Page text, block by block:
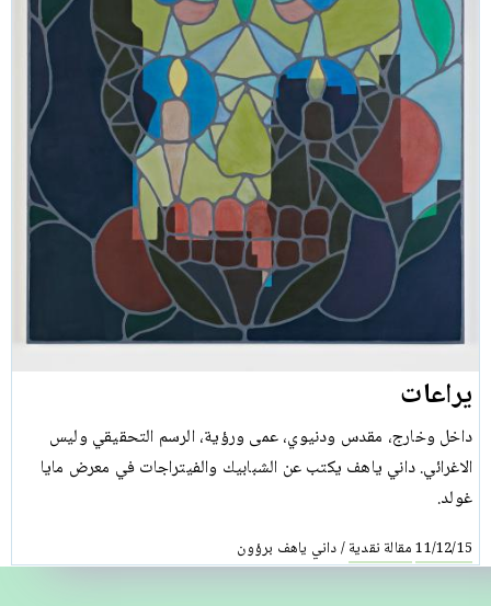
يراعات
داخل وخارج، مقدس ودنيوي، عمى ورؤية، الرسم التحقيقي وليس
الاغرائي. داني ياهف يكتب عن الشبابيك والفيتراجات في معرض مايا
غولد.
11/12/15مقالة نقدية/داني ياهف برؤون